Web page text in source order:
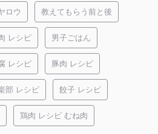
ロウ 教えてもらう前と後
レシピ 男子ごはん
レシピ 豚肉 レシピ
部 レシピ 餃子 レシピ
鶏肉 レシピ むね肉